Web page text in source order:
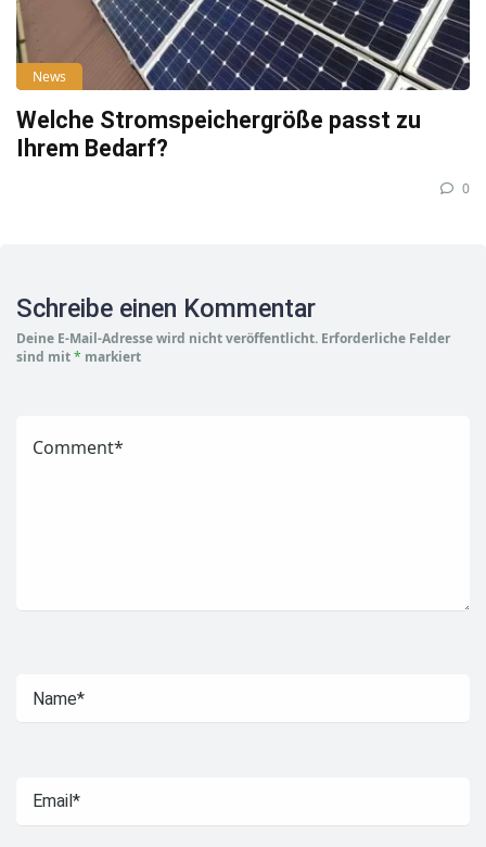
News
Welche Stromspeichergröße passt zu
Ihrem Bedarf?
0
Schreibe einen Kommentar
Deine E-Mail-Adresse wird nicht veröffentlicht. Erforderliche Felder
sind mit* markiert